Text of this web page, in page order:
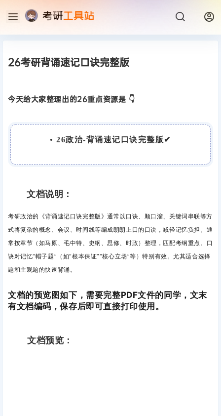
26考研背诵速记口诀完整版
今天给大家整理出的26重点资源是 👇
•26政治-背诵速记口诀完整版✔
文档说明：
考研政治的 《背诵速记口诀完整版》通常以口诀、顺口溜、关键词串联等方
式将复杂的概念、会议、时间线等编成朗朗上口的口诀，减轻记忆负担。 通
常按章节（如马原、毛中特、史纲、思修、时政）整理，匹配考纲重点。 口
诀对记忆“帽子题”（如“根本保证”“核心立场”等）特别有效。尤其适合选择
题和主观题的快速背诵。
文档的预览图如下，需要完整PDF文件的同学，文末
有文档编码，保存后即可直接打印使用。
文档预览：